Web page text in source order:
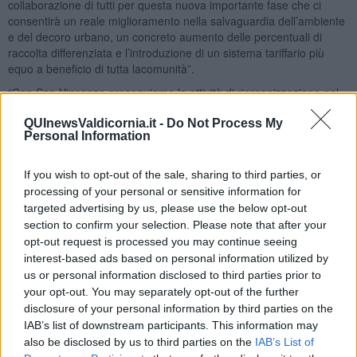
QUInewsValdicornia.it - Do Not Process My
Personal Information
If you wish to opt-out of the sale, sharing to third parties, or
processing of your personal or sensitive information for
targeted advertising by us, please use the below opt-out
section to confirm your selection. Please note that after your
opt-out request is processed you may continue seeing
interest-based ads based on personal information utilized by
us or personal information disclosed to third parties prior to
your opt-out. You may separately opt-out of the further
disclosure of your personal information by third parties on the
IAB’s list of downstream participants. This information may
also be disclosed by us to third parties on the IAB’s List of
collaborazione di tutti per questa nuova importante fase che ci
consentirà un reale miglioramento nella salvaguardia dell’ambiente
e del decoro urbano, un concreto aumento delle percentuali di
raccolta differenziata e l’introduzione di un sistema tariffario più
equo a beneficio di tutta lacomunità”.
“Con San Vincenzo proseguiamo le attività di riorganizzazione nel
comprensorio della Val di Cornia legate allo sviluppo del piano di
revisione dei servizi approvato dai 104 Comuni dell’Ente di ambito –
commenta ildirettore generale di Sei Toscana, Gianluca Paglia
virtuosa dei rifiuti riveste un ruolo strategico. Per questo ci
impegneremo sempre più per migliorare ulteriormente le
raccolte differenziate e rendere questi territori più sostenibili, sia per
chi vi abita sia per chi li visita. Come sempre, confidiamo nella
collaborazione di tutti, cittadini e attività, per questa
nuova importante fase che consentirà un reale miglioramento nella
salvaguardia
dell’ambiente”.
“Gli obiettivi - ha sottolineato l’assessore all’Ambiente,Alessio
Landi- sono quelli di aumentare sia la quantità di raccolta
differenziata che la qualità della differenziazione dei materiali. San